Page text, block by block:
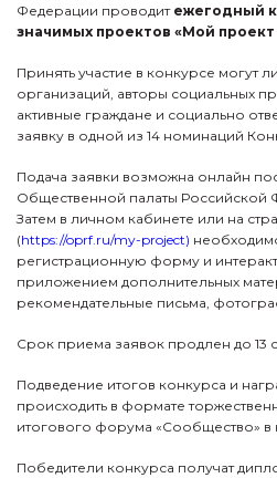
Федерации проводит ежегодный
значимых проектов «Мой проект
Принять участие в конкурсе могут
организаций, авторы социальных
активные граждане и социально
заявку в одной из 14 номинаций
Подача заявки возможна онлайн
Общественной палаты Российской
Затем в личном кабинете или на
(https://oprf.ru/my-project)
регистрационную форму и
приложением дополнительных
рекомендательные письма,
Срок приема заявок продлен до 13
Подведение итогов конкурса и
происходить в формате
итогового форума «Сообщество» в
Победители конкурса получат